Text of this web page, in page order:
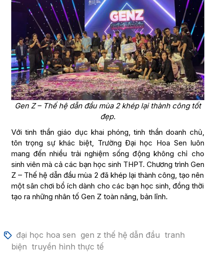
Gen Z – Thế hệ dẫn đầu mùa 2 khép lại thành công tốt
đẹp.
Với tinh thần giáo dục khai phóng, tinh thần doanh chủ,
tôn trọng sự khác biệt, Trường Đại học Hoa Sen luôn
mang đến nhiều trải nghiệm sống động không chỉ cho
sinh viên mà cả các bạn học sinh THPT. Chương trình Gen
Z – Thế hệ dẫn đầu mùa 2 đã khép lại thành công, tạo nên
một sân chơi bổ ích dành cho các bạn học sinh, đồng thời
tạo ra những nhân tố Gen Z toàn năng, bản lĩnh.
đại học hoa sen gen z thế hệ dẫn đầu tranh
biện truyền hình thực tế